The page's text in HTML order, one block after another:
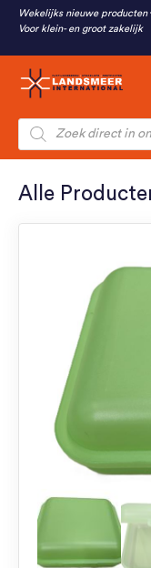
Wekelijks nieuwe producten
Voor klein- en groot zakelijk
Producten
zoeken
Alle